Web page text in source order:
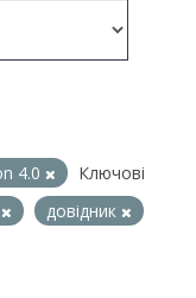
4.0
Ключові
довідник